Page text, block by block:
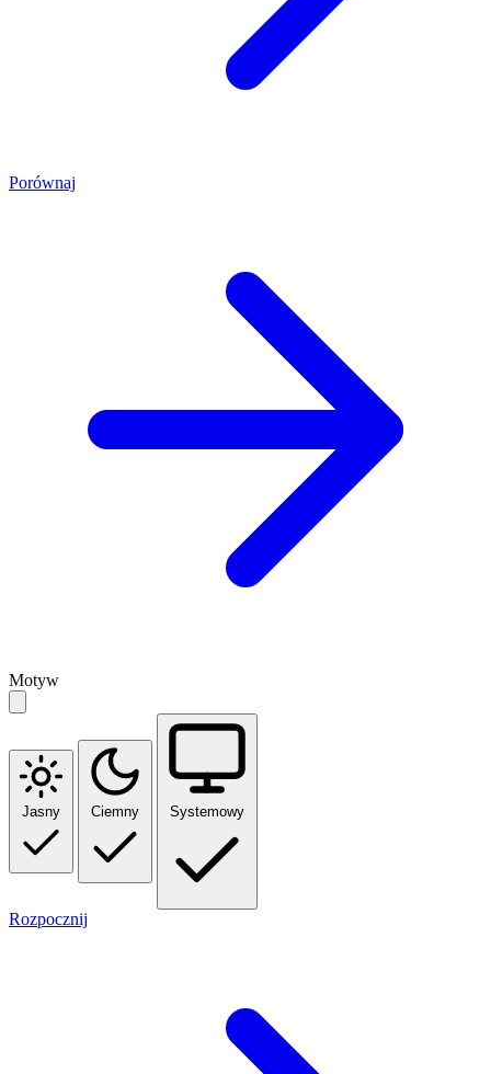
Porównaj
Motyw
Jasny Ciemny Systemowy
Rozpocznij